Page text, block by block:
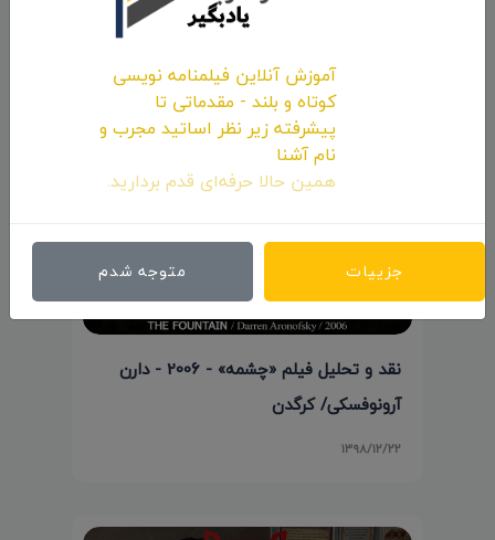
پست های مرتبط
نقد و تحلیل فیلم «چشمه» - 2006 - دارن
آرونوفسکی/ کرگدن
۱۳۹۸/۱۲/۲۲
آموزش آنلاین فیلمنامه نویسی
کوتاه و بلند - مقدماتی تا
پیشرفته زیر نظر اساتید مجرب و
نام آشنا
همین حالا حرفه‌ای قدم بردارید.
جزییات متوجه شدم